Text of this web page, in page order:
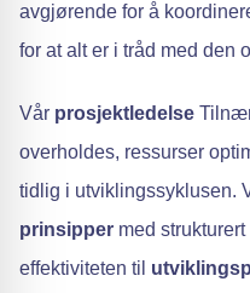
avgjørende for å
for at alt er i tråd med den
Vår prosjektledelse
overholdes, ressurser
tidlig i utviklingssyklusen.
prinsipper med strukturert
effektiviteten til